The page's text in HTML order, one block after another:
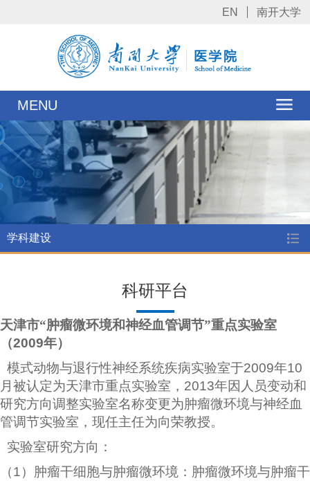
EN 南开大学
MENU
学科建设
科研平台
天津市“肿瘤微环境和神经血管调节”重点实验室
（2009年）
模式动物与退行性神经系统疾病实验室于2009年10
月被认定为天津市重点实验室， 2013年因人员变动和
研究方向调整实验室名称变更为肿瘤微环境与神经血
管调节实验室，现任主任为向荣教授。
实验室研究方向：
（1） 肿瘤干细胞与肿瘤微环境：肿瘤微环境与肿瘤干